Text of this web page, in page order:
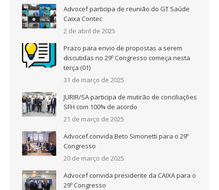
Advocef participa de reunião do GT Saúde
Caixa Contec
2 de abril de 2025
Prazo para envio de propostas a serem
discutidas no 29º Congresso começa nesta
terça (01)
31 de março de 2025
JURIR/SA participa de mutirão de conciliações
SFH com 100% de acordo
21 de março de 2025
Advocef convida Beto Simonetti para o 29º
Congresso
20 de março de 2025
Advocef convida presidente da CAIXA para o
29º Congresso